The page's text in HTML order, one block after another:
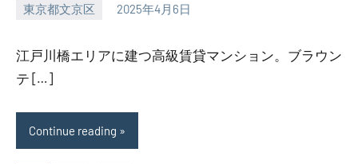
東京都文京区 2025年4月6日
SEZIMO
江戸川橋エリアに建つ高級賃貸マンション。ブラウン
テ […]
Continue reading